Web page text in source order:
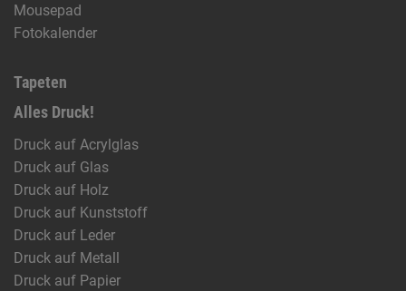
Mousepad
Fotokalender
Tapeten
Alles Druck!
Druck auf Acrylglas
Druck auf Glas
Druck auf Holz
Druck auf Kunststoff
Druck auf Leder
Druck auf Metall
Druck auf Papier